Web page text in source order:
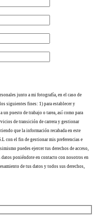
junto a mi fotografía, en el caso de
siguientes fines: 1) para establecer y
un puesto de trabajo o tarea, así como para
de transición de carrera y gestionar
que la información recabada en este
con el fin de gestionar mis preferencias e
puedes ejercer tus derechos de acceso,
poniéndote en contacto con nosotros en
de tus datos y todos sus derechos,